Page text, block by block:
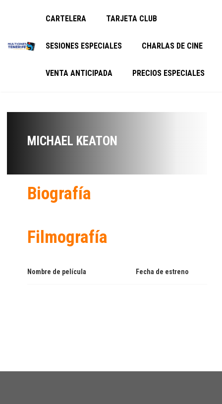
CARTELERA TARJETA CLUB
SESIONES ESPECIALES CHARLAS DE CINE
VENTA ANTICIPADA PRECIOS ESPECIALES
MICHAEL KEATON
Biografía
Filmografía
Nombre de película Fecha de estreno